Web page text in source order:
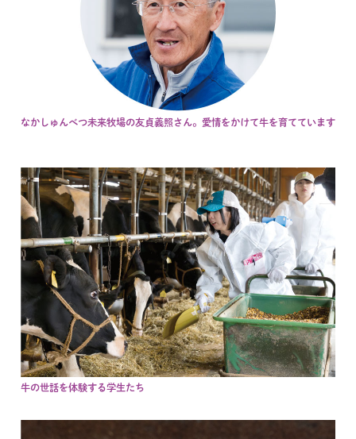
なかしゅんべつ未来牧場の友貞義照さん。愛情をかけて牛を育てています
牛の世話を体験する学生たち